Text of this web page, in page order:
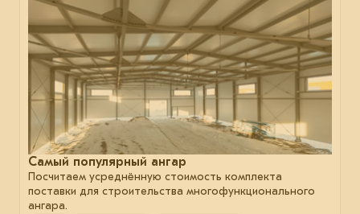
Самый популярный ангар
Посчитаем усреднённую стоимость комплекта
поставки для строительства многофункционального
ангара.